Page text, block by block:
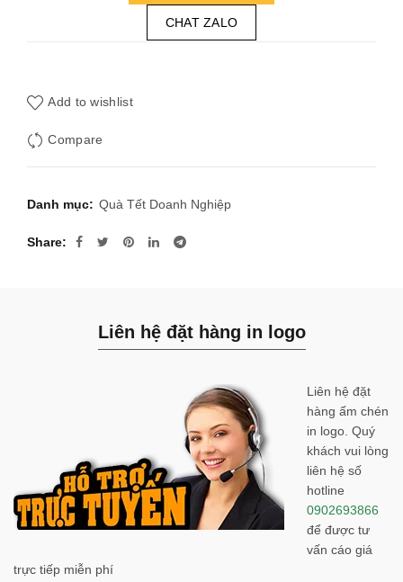
CHAT ZALO
Add to wishlist
Compare
Danh mục: Quà Tết Doanh Nghiệp
Share
Liên hệ đặt hàng in logo
Liên hệ đặt
hàng ấm chén
in logo. Quý
khách vui lòng
liên hệ số
hotline
0902693866
để được tư
vấn cáo giá
trực tiếp miễn phí